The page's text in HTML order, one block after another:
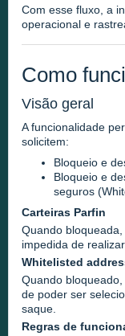
Com esse fluxo, a
operacional e
Como
Visão geral
A funcionalidade
solicitem:
Bloqueio e
Bloqueio e
seguros
Carteiras Parfin
Quando
impedida de
Whitelisted
Quando
de poder ser
saque.
Regras de